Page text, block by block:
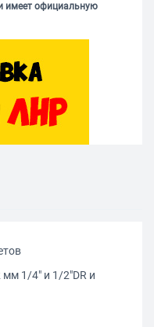
имеет официальную
мм 1/4" и 1/2"DR и